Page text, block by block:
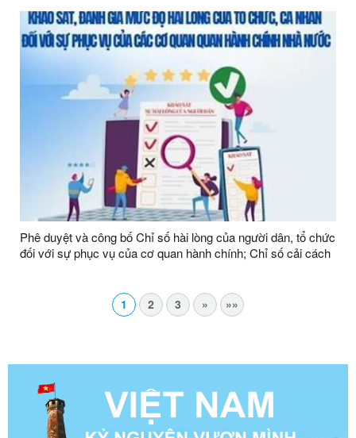
Phê duyệt và công bố Chỉ số hài lòng của người dân, tổ chức
đối với sự phục vụ của cơ quan hành chính; Chỉ số cải cách
1 2 3 » »»